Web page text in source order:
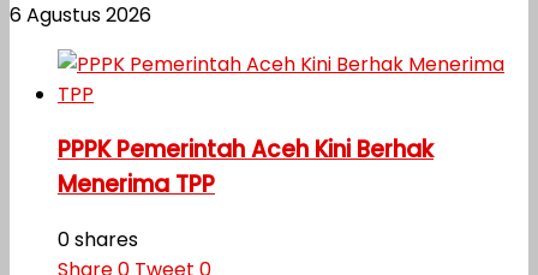
6 Agustus 2026
PPPK Pemerintah Aceh Kini Berhak
Menerima TPP
0 shares
Share0 Tweet 0